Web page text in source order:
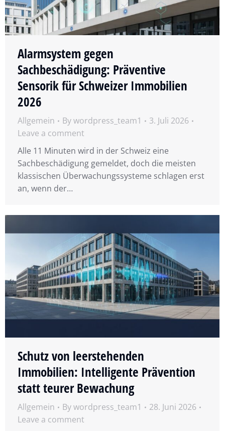
Alarmsystem gegen
Sachbeschädigung: Präventive
Sensorik für Schweizer Immobilien
2026
Allgemein Bywordpress_team1
3. Juli 2026
Leave a comment
Alle 11 Minuten wird in der Schweiz eine
Sachbeschädigung gemeldet, doch die meisten
klassischen Überwachungssysteme schlagen erst
an, wenn der…
Schutz von leerstehenden
Immobilien: Intelligente Prävention
statt teurer Bewachung
Allgemein Bywordpress_team1
28. Juni 2026
Leave a comment